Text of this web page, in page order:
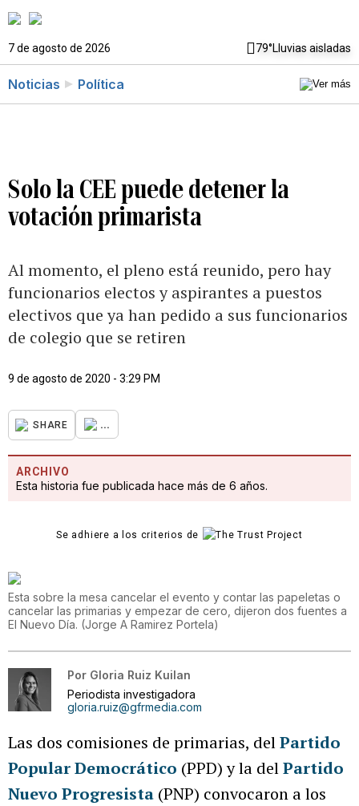
7 de agosto de 2026 79°Lluvias aisladas
Noticias Política
Solo la CEE puede detener la
votación primarista
Al momento, el pleno está reunido, pero hay
funcionarios electos y aspirantes a puestos
electivos que ya han pedido a sus funcionarios
de colegio que se retiren
9 de agosto de 2020 - 3:29 PM
SHARE ...
ARCHIVO
Esta historia fue publicada hace más de 6 años.
Se adhiere a los criterios de
Esta sobre la mesa cancelar el evento y contar las papeletas o
cancelar las primarias y empezar de cero, dijeron dos fuentes a
El Nuevo Día. (Jorge A Ramirez Portela)
Por Gloria Ruiz Kuilan
Periodista investigadora
gloria.ruiz@gfrmedia.com
Las dos comisiones de primarias, delPartido
Popular Democrático (PPD) y la delPartido
Nuevo Progresista (PNP) convocaron a los